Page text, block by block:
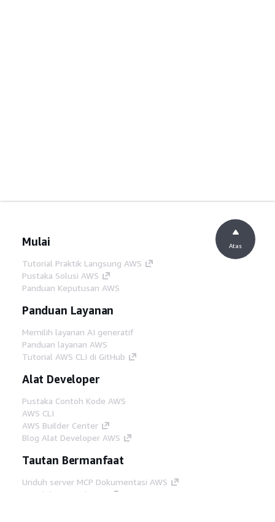
Mulai
Tutorial Praktik Langsung AWS
Pustaka Solusi AWS
Panduan Keputusan AWS
Panduan Layanan
Memilih layanan AI generatif
Panduan layanan AWS
Tutorial AWS CLI di GitHub
Alat Developer
Pustaka Contoh Kode AWS
AWS CLI
AWS Builder Center
Blog Alat Developer AWS
Tautan Bermanfaat
Unduh server MCP Dokumentasi AWS
Masuk ke Konsol AWS
Atas